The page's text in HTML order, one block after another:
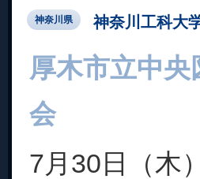
神奈川県 神奈川工科大
厚木市立中
会
7月30日（木